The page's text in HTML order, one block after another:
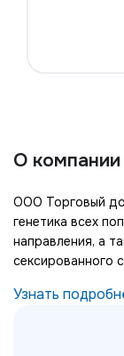
О компании
ООО Торговый
генетика всех
направления, а
сексированного
Узнать